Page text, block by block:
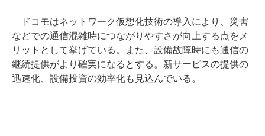
ドコモはネットワーク仮想化技術の導入により、災害
などでの通信混雑時につながりやすさが向上する点をメ
リットとして挙げている。また、設備故障時にも通信の
継続提供がより確実になるとする。新サービスの提供の
迅速化、設備投資の効率化も見込んでいる。